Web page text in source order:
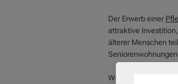
Der Erwerb einer
attraktive
älterer Menschen
Wenn Sie mehr über